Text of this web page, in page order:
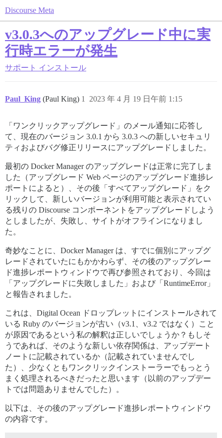
Discourse Meta
v3.0.3へのアップグレード中に実
行時エラーが発生
サポート インストール
Paul_King (Paul King) 2023 年 4 月 19 日午前 1:15
1
「ワンクリックアップグレード」のメール通知に応答し
て、現在のバージョン 3.0.1 から 3.0.3 への新しいセキュリ
ティおよびバグ修正リリースにアップグレードしました。
最初の Docker Manager のアップグレードは正常に完了しま
した（アップグレード Web ページのアップグレード進捗レ
ポートによると）、その後「すべてアップグレード」をク
リックして、新しいバージョンが利用可能と表示されてい
る残りの Discourse コンポーネントをアップグレードしよう
としましたが、失敗し、サイトがオフラインになりまし
た。
奇妙なことに、Docker Manager は、すでに個別にアップグ
レードされていたにもかかわらず、その後のアップグレー
ド進捗レポートウィンドウで再び参照されており、今回は
「アップグレードに失敗しました」および「RuntimeError」
と報告されました。
これは、Digital Ocean ドロップレットにインストールされて
いる Ruby のバージョンが古い（v3.1、v3.2 ではなく）こと
が原因であるという私の解釈は正しいでしょうか？もしそ
うであれば、そのような新しい依存関係は、アップデート
ノートに記載されているか（記載されていませんでし
た）、少なくともワンクリックインストーラーでもっとう
まく処理されるべきだったと思います（以前のアップデー
トでは問題ありませんでした）。
以下は、その後のアップグレード進捗レポートウィンドウ
の内容です。